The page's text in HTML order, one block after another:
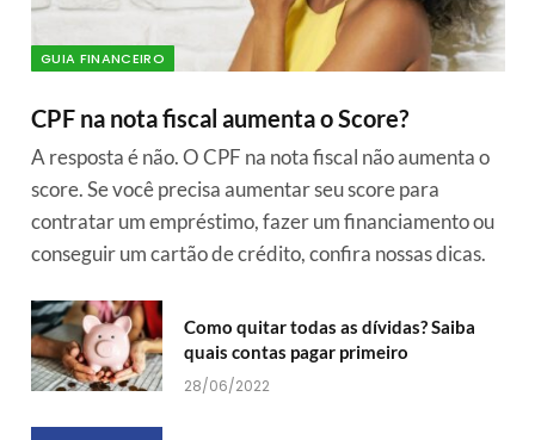
GUIA FINANCEIRO
CPF na nota fiscal aumenta o Score?
A resposta é não. O CPF na nota fiscal não aumenta o
score. Se você precisa aumentar seu score para
contratar um empréstimo, fazer um financiamento ou
conseguir um cartão de crédito, confira nossas dicas.
Como quitar todas as dívidas? Saiba
quais contas pagar primeiro
28/06/2022